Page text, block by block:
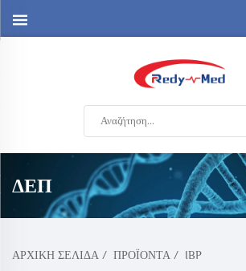
ΔΕΠ
ΑΡΧΙΚΉ ΣΕΛΊΔΑ / ΠΡΟΪΌΝΤΑ / IBP